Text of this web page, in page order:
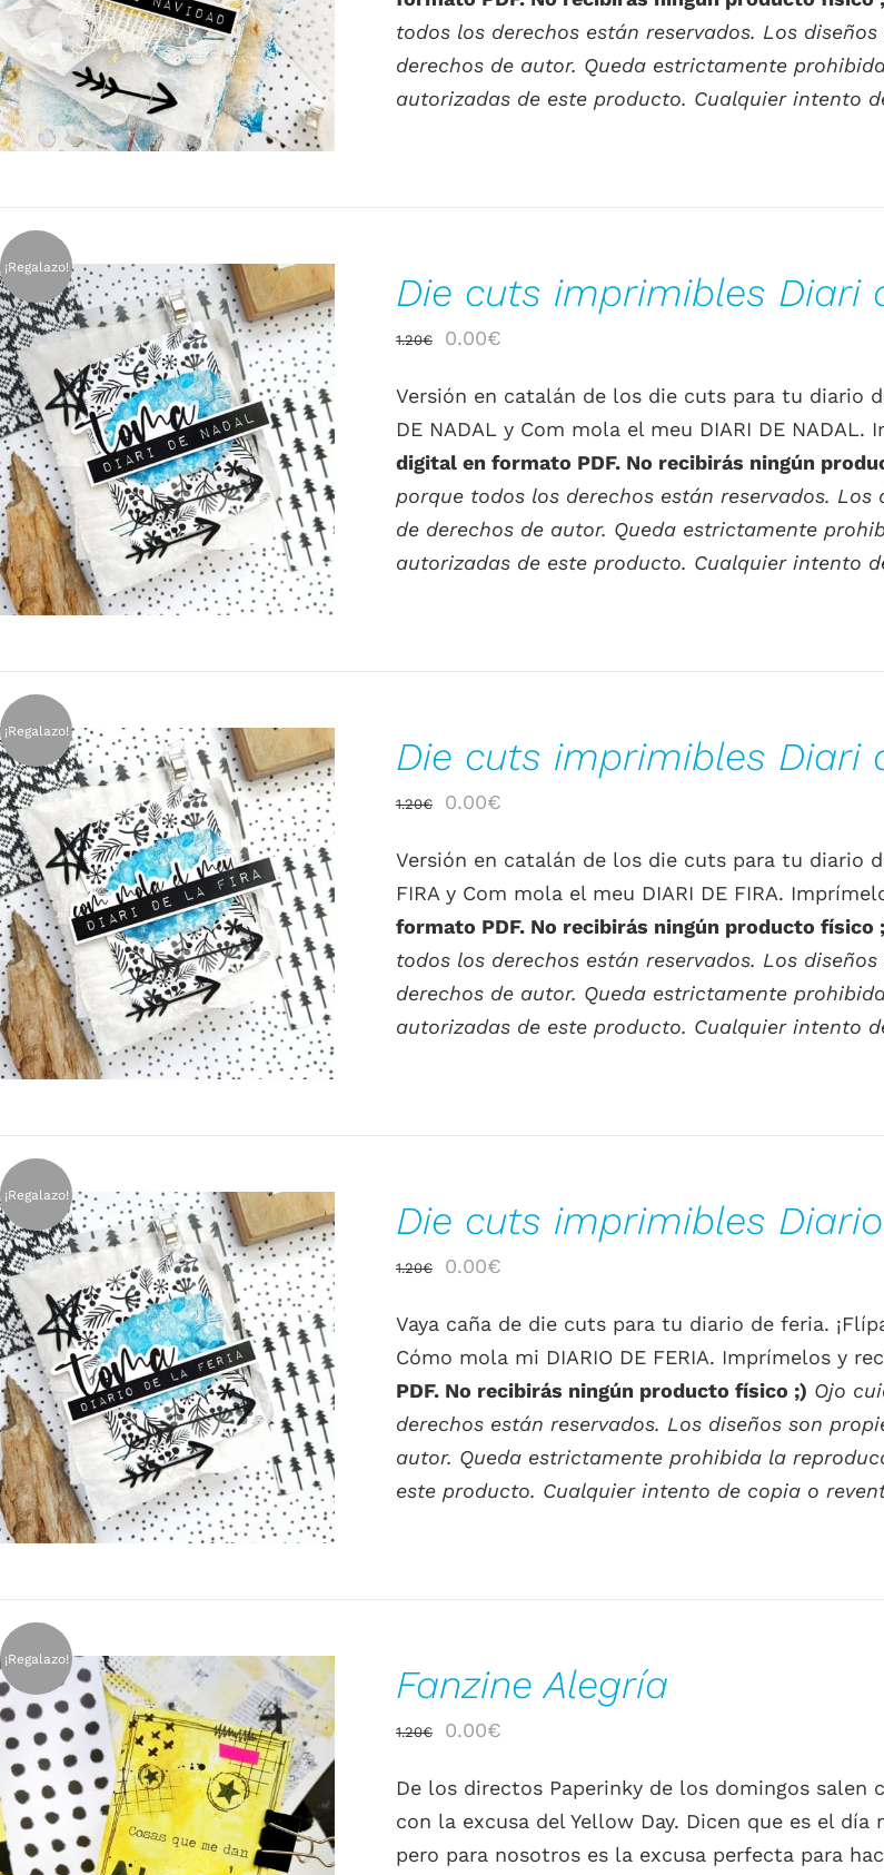
1.20€.0.00€.
todos los derechos están reservados. Los
derechos de autor. Queda estrictamente
autorizadas de este producto. Cualquier intento
¡Regalazo!
AÑADIR AL CARRITO / DETALLES
Die cuts imprimibles Diari
1.20€
El
original
era:
1.20€.
0.00€El
actual
es:
0.00€.
Versión en catalán de los die cuts para tu diario
DE NADAL y Com mola el meu DIARI DE
digital en formato PDF. No recibirás ningún
porque todos los derechos están reservados.
de derechos de autor. Queda estrictamente
autorizadas de este producto. Cualquier intento
¡Regalazo!
AÑADIR AL CARRITO / DETALLES
Die cuts imprimibles Diari
1.20€
El
original
era:
1.20€.
0.00€El
actual
es:
0.00€.
Versión en catalán de los die cuts para tu diario
FIRA y Com mola el meu DIARI DE FIRA.
formato PDF. No recibirás ningún producto físico
todos los derechos están reservados. Los
derechos de autor. Queda estrictamente
autorizadas de este producto. Cualquier intento
¡Regalazo!
AÑADIR AL CARRITO / DETALLES
Die cuts imprimibles
1.20€
El
original
era:
1.20€.
0.00€El
actual
es:
0.00€.
Vaya caña de die cuts para tu diario de feria.
Cómo mola mi DIARIO DE FERIA. Imprímelos y
PDF. No recibirás ningún producto físico ;) Ojo
derechos están reservados. Los diseños son
autor. Queda estrictamente prohibida la
este producto. Cualquier intento de copia o
¡Regalazo!
AÑADIR AL CARRITO / DETALLES
Fanzine Alegría
1.20€
El
original
era:
1.20€.
0.00€El
actual
es:
0.00€.
De los directos Paperinky de los domingos salen
con la excusa del Yellow Day. Dicen que es el
pero para nosotros es la excusa perfecta para